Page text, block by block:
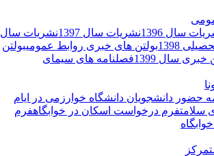
سال 1396 نشریات سال 1397
نشریات سال
1398 بولتن های خبری روابط عمومیبولتن
سال 1399
فصلنامه های سیمای
حضور دانشجویان دانشگاه خوارزمی در ایام
فرم درخواست اسکان در خوابگاهفرم